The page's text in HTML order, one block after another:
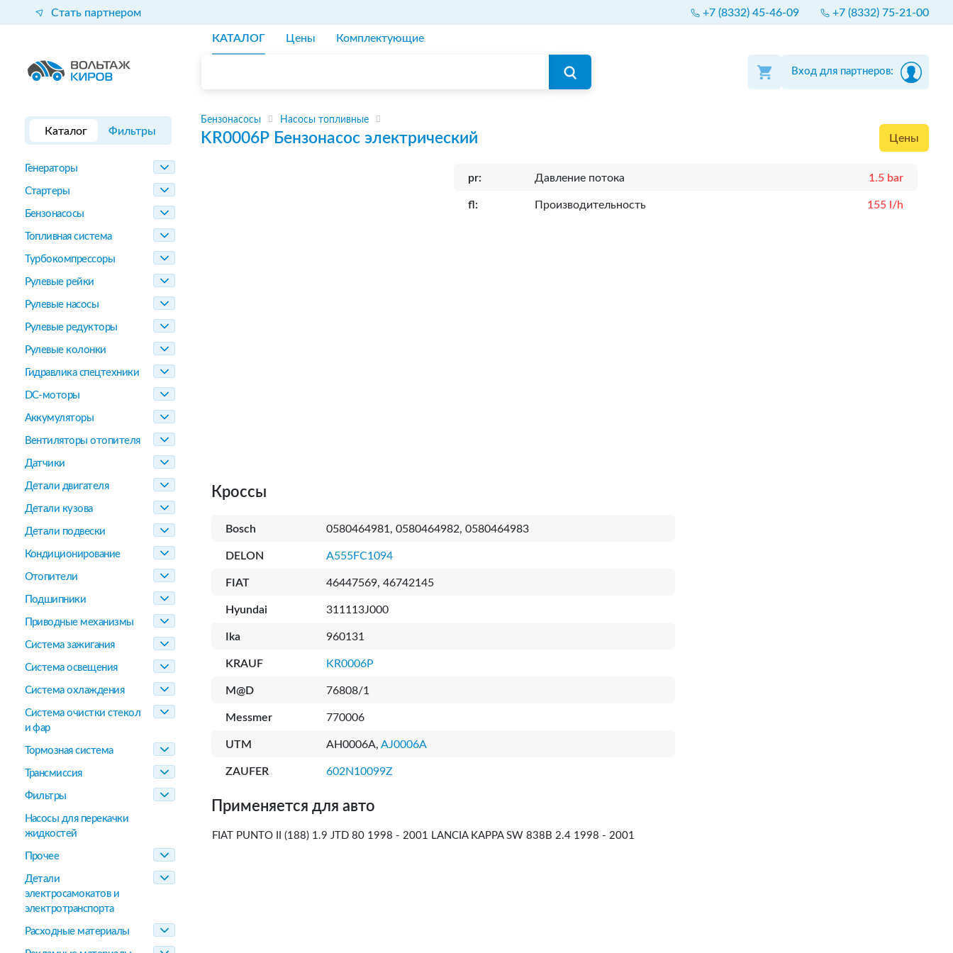
Стать партнером +7 (8332) 45-46-09 +7 (8332) 75-21-00
КАТАЛОГ Цены Комплектующие
Вход для партнеров:
Каталог Фильтры
Генераторы
Стартеры
Бензонасосы
Топливная система
Турбокомпрессоры
Рулевые рейки
Рулевые насосы
Рулевые редукторы
Рулевые колонки
Гидравлика спецтехники
DC-моторы
Аккумуляторы
Вентиляторы отопителя
Датчики
Детали двигателя
Детали кузова
Детали подвески
Кондиционирование
Отопители
Подшипники
Приводные механизмы
Система зажигания
Система освещения
Система охлаждения
Система очистки стекол
и фар
Тормозная система
Трансмиссия
Фильтры
Насосы для перекачки
жидкостей
Прочее
Детали
электросамокатов и
электротранспорта
Расходные материалы
Бензонасосы Насосы топливные
KR0006P Бензонасос электрический Цены
pr: Давление потока 1.5 bar
fl: Производительность 155 l/h
Кроссы
Bosch 0580464981, 0580464982, 0580464983
DELON A555FC1094
FIAT 46447569, 46742145
Hyundai 311113J000
Ika 960131
KRAUF KR0006P
M@D 76808/1
Messmer 770006
UTM AH0006A, AJ0006A
ZAUFER 602N10099Z
Применяется для авто
FIAT PUNTO II (188) 1.9 JTD 80 1998 - 2001 LANCIA KAPPA SW 838B 2.4 1998 - 2001